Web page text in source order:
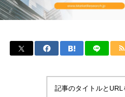
記事のタイトルとURL